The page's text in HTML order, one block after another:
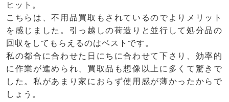
ヒット。
こちらは、不用品買取もされているのでよりメリット
を感じました。引っ越しの荷造りと並行して処分品の
回収をしてもらえるのはベストです。
私の都合に合わせた日にちに合わせて下さり、効率的
に作業が進められ、買取品も想像以上に多くて驚きで
した。私があまり家におらず使用感が薄かったからで
しょう。